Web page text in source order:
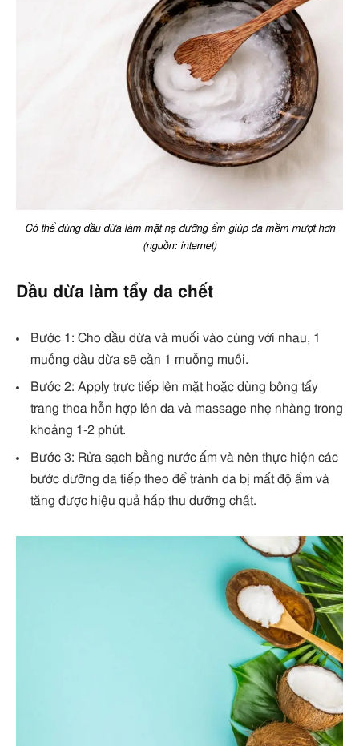
Có thể dùng dầu dừa làm mặt nạ dưỡng ẩm giúp da mềm mượt hơn
(nguồn: internet)
Dầu dừa làm tẩy da chết
Bước 1: Cho dầu dừa và muối vào cùng với nhau, 1
muỗng dầu dừa sẽ cần 1 muỗng muối.
Bước 2: Apply trực tiếp lên mặt hoặc dùng bông tẩy
trang thoa hỗn hợp lên da và massage nhẹ nhàng trong
khoảng 1-2 phút.
Bước 3: Rửa sạch bằng nước ấm và nên thực hiện các
bước dưỡng da tiếp theo để tránh da bị mất độ ẩm và
tăng được hiệu quả hấp thu dưỡng chất.